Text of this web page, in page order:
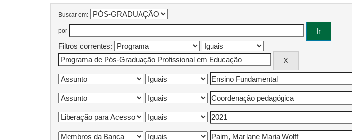
Buscar em:
por
Filtros correntes: